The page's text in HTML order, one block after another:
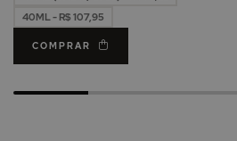
40ML - R$ 107,95
COMPRAR